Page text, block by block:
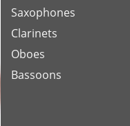
Saxophones
Clarinets
Oboes
Bassoons